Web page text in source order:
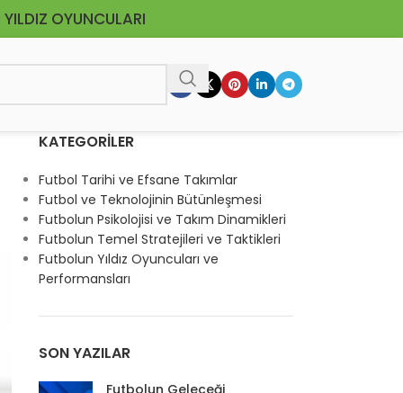
OYUNCULARI
KATEGORILER
Futbol Tarihi ve Efsane Takımlar
Futbol ve Teknolojinin Bütünleşmesi
Futbolun Psikolojisi ve Takım Dinamikleri
Futbolun Temel Stratejileri ve Taktikleri
Futbolun Yıldız Oyuncuları ve
Performansları
SON YAZILAR
Futbolun Geleceği